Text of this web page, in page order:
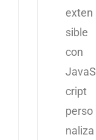
exten
sible
con
JavaS
cript
perso
naliza